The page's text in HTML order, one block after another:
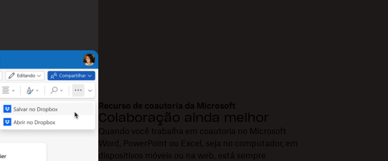
Recurso de coautoria da Microsoft
Colaboração ainda melhor
Quando você trabalha em coautoria no Microsoft
Word, PowerPoint ou Excel, seja no computador, em
dispositivos móveis ou na web, está sempre